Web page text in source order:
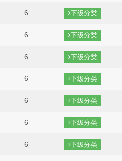
6 下级分类
6 下级分类
6 下级分类
6 下级分类
6 下级分类
6 下级分类
6 下级分类